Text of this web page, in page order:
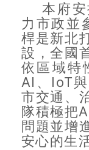
本府安
力市政並
桿是新北
設，全國
依區域特
AI、IoT
市交通、
隊積極把
問題並增
安心的生